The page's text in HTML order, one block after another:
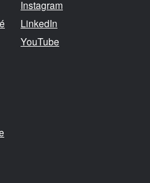
Instagram
LinkedIn
YouTube